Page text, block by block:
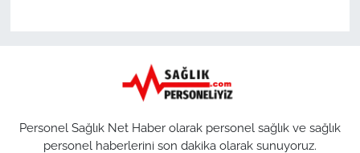
Personel Sağlık Net Haber olarak personel sağlık ve sağlık
personel haberlerini son dakika olarak sunuyoruz.